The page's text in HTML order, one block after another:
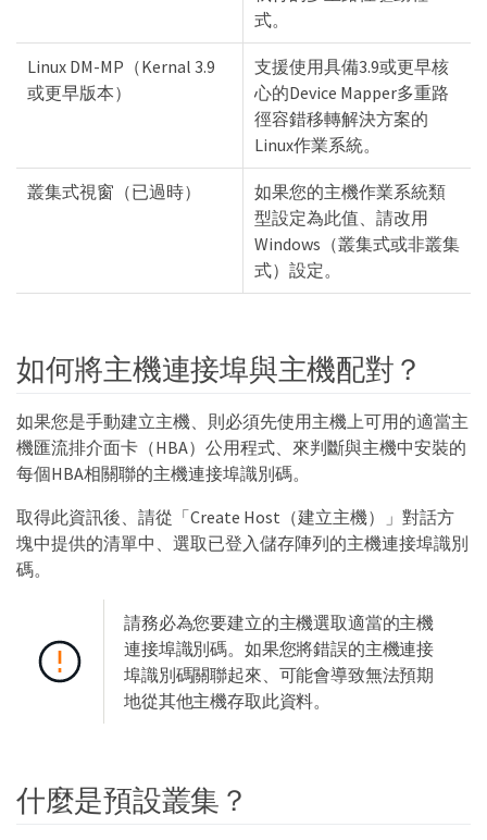
式。
Linux DM-MP（Kernal 3.9
或更早版本）
支援使用具備3.9或更早核
心的Device Mapper多重路
徑容錯移轉解決方案的
Linux作業系統。
叢集式視窗（已過時）
如果您的主機作業系統類
型設定為此值、請改用
Windows（叢集式或非叢集
式）設定。
如何將主機連接埠與主機配對？
如果您是手動建立主機、則必須先使用主機上可用的適當主
機匯流排介面卡（HBA）公用程式、來判斷與主機中安裝的
每個HBA相關聯的主機連接埠識別碼。
取得此資訊後、請從「Create Host（建立主機）」對話方
塊中提供的清單中、選取已登入儲存陣列的主機連接埠識別
碼。
請務必為您要建立的主機選取適當的主機
連接埠識別碼。如果您將錯誤的主機連接
埠識別碼關聯起來、可能會導致無法預期
地從其他主機存取此資料。
什麼是預設叢集？